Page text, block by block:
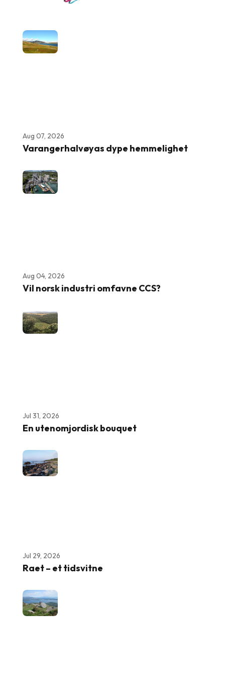
Aug 07, 2026
Varangerhalvøyas dype hemmelighet
Aug 04, 2026
Vil norsk industri omfavne CCS?
Jul 31, 2026
En utenomjordisk bouquet
Jul 29, 2026
Raet – et tidsvitne